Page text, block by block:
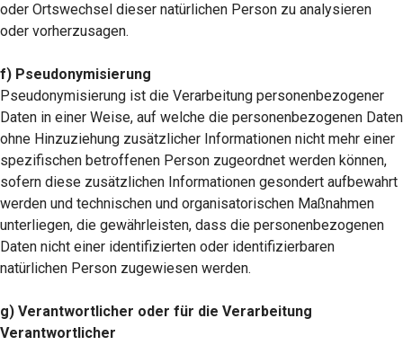
oder Ortswechsel dieser natürlichen Person zu analysieren
oder vorherzusagen.
f) Pseudonymisierung
Pseudonymisierung ist die Verarbeitung personenbezogener
Daten in einer Weise, auf welche die personenbezogenen Daten
ohne Hinzuziehung zusätzlicher Informationen nicht mehr einer
spezifischen betroffenen Person zugeordnet werden können,
sofern diese zusätzlichen Informationen gesondert aufbewahrt
werden und technischen und organisatorischen Maßnahmen
unterliegen, die gewährleisten, dass die personenbezogenen
Daten nicht einer identifizierten oder identifizierbaren
natürlichen Person zugewiesen werden.
g) Verantwortlicher oder für die Verarbeitung
Verantwortlicher